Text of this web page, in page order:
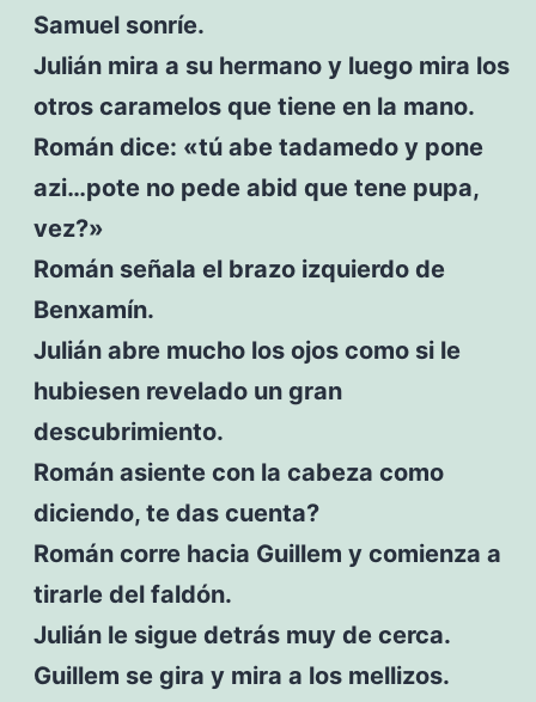
Samuel sonríe.
Julián mira a su hermano y luego mira los
otros caramelos que tiene en la mano.
Román dice: «tú abe tadamedo y pone
azi…pote no pede abid que tene pupa,
vez?»
Román señala el brazo izquierdo de
Benxamín.
Julián abre mucho los ojos como si le
hubiesen revelado un gran
descubrimiento.
Román asiente con la cabeza como
diciendo, te das cuenta?
Román corre hacia Guillem y comienza a
tirarle del faldón.
Julián le sigue detrás muy de cerca.
Guillem se gira y mira a los mellizos.